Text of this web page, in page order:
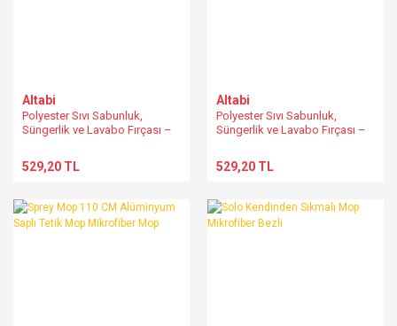
Altabi
Polyester Sıvı Sabunluk,
Süngerlik ve Lavabo Fırçası –
529,20 TL
Altabi
Polyester Sıvı Sabunluk,
Süngerlik ve Lavabo Fırçası –
529,20 TL